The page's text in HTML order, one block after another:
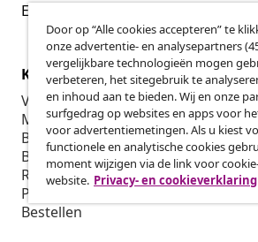
Een annulering voor je bestelling
Klantenservice
Volg je bestelling
Mijn account
Betalen
Bezorgen
Retourneren
Productinformatie
Bestellen
Door op “Alle cookies accepteren” te
onze advertentie- en analysepartners
vergelijkbare technologieën mogen
verbeteren, het sitegebruik te
en inhoud aan te bieden. Wij en onze
surfgedrag op websites en apps voor
voor advertentiemetingen. Als u kiest
functionele en analytische cookies
moment wijzigen via de link voor
website. Privacy- en cookieverklaring